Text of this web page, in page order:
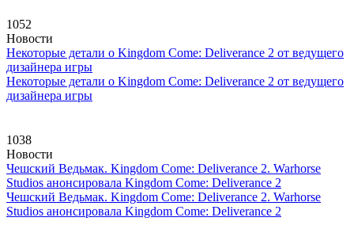
1052
Новости
Некоторые детали о Kingdom Come: Deliverance 2 от ведущего
дизайнера игры
Некоторые детали о Kingdom Come: Deliverance 2 от ведущего
дизайнера игры
1038
Новости
Чешский Ведьмак. Kingdom Come: Deliverance 2. Warhorse
Studios анонсировала Kingdom Come: Deliverance 2
Чешский Ведьмак. Kingdom Come: Deliverance 2. Warhorse
Studios анонсировала Kingdom Come: Deliverance 2